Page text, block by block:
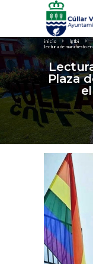
inicio
lgtbi
lectura de manifiesto
Plaza